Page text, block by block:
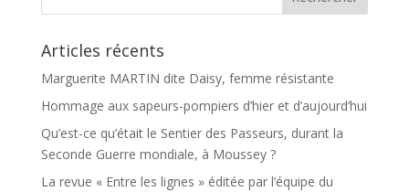
Articles récents
Marguerite MARTIN dite Daisy, femme résistante
Hommage aux sapeurs-pompiers d’hier et d’aujourd’hui
Qu’est-ce qu’était le Sentier des Passeurs, durant la
Seconde Guerre mondiale, à Moussey ?
La revue « Entre les lignes » éditée par l’équipe du